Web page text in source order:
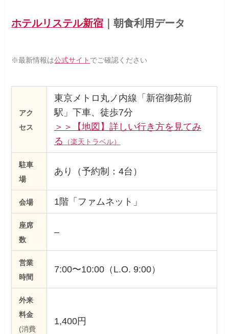
ホテルリステル新宿 ｜朝食利用データ
※最新情報は公式サイト でご確認ください
アク
セス
東京メトロ丸ノ内線「新宿御苑前
駅」下車、徒歩7分
＞＞【地図】詳しい行き方を見てみ
る
（楽天トラベル）
駐車
場
あり（予約制：4台）
会場 1階「ファムネット」
座席
数
–
営業
時間
7:00〜10:00（L.O. 9:00）
外来
料金
(消費
1,400円